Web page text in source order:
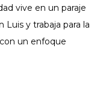
vive en un paraje
Luis y trabaja para la
un enfoque